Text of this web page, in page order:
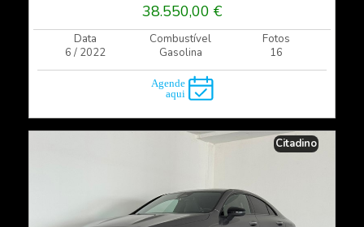
38.550,00 €
Data
6 / 2022
Combustível
Gasolina
Fotos
16
Citadino